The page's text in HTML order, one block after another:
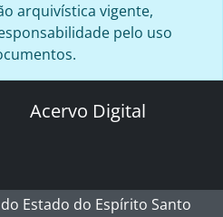
arquivística vigente,
pelo uso
Acervo Digital
Estado do Espírito Santo